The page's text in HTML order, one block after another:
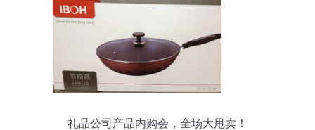
礼品公司产品内购会，全场大甩卖！